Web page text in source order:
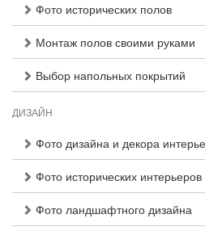
Фото исторических полов
Монтаж полов своими руками
Выбор напольных покрытий
ДИЗАЙН
Фото дизайна и декора
Фото исторических интерьеров
Фото ландшафтного дизайна